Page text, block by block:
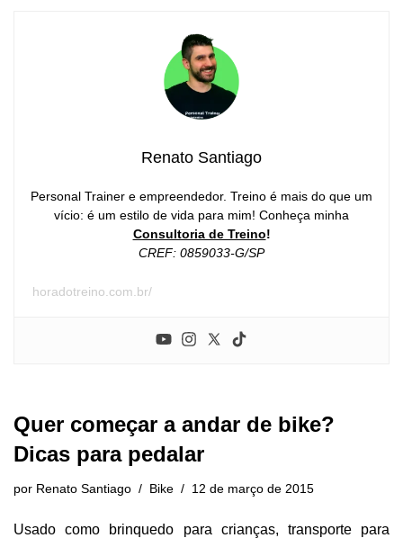
Renato Santiago
Personal Trainer e empreendedor. Treino é mais do que um
vício: é um estilo de vida para mim! Conheça minha
Consultoria de Treino!
CREF: 0859033-G/SP
horadotreino.com.br/
Quer começar a andar de bike?
Dicas para pedalar
por Renato Santiago Bike 12 de março de 2015
Usado como brinquedo para crianças, transporte para